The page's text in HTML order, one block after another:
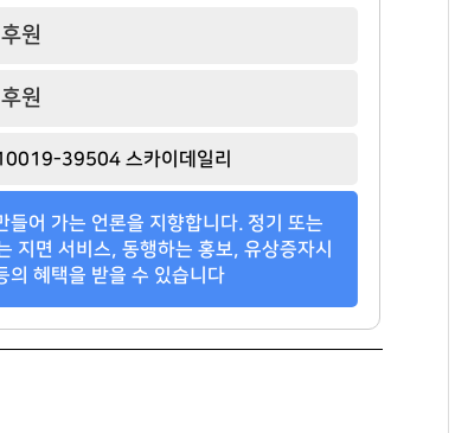
원
원
39504 스카이데일리
어 가는 언론을 지향합니다. 정기 또는
지면 서비스, 동행하는 홍보, 유상증자시
의 혜택을 받을 수 있습니다